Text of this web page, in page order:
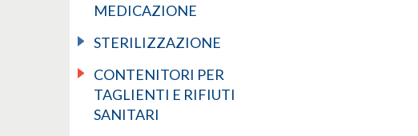
MEDICAZIONE
STERILIZZAZIONE
CONTENITORI PER
TAGLIENTI E RIFIUTI
SANITARI